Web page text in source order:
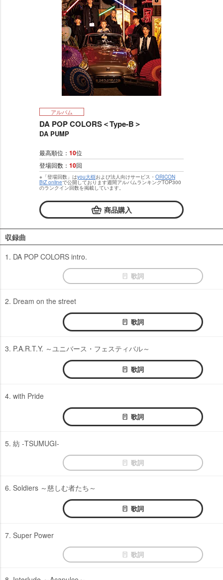
アルバム
DA POP COLORS＜Type-B＞
DA PUMP
最高順位： 10位
登場回数： 10回
※「登場回数」はyou大樹および法人向けサービス・ ORICON
BiZ onlineで公開しております週間アルバムランキングTOP300
のランクイン回数を掲載しています。
商品購入
収録曲
1. DA POP COLORS intro.
歌詞
2. Dream on the street
歌詞
3. P.A.R.T.Y. ～ユニバース・フェスティバル～
歌詞
4. with Pride
歌詞
5. 紡 -TSUMUGI-
歌詞
6. Soldiers ～慈しむ者たち～
歌詞
7. Super Power
歌詞